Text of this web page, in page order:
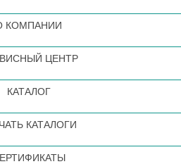
КОМПАНИИ
ЦЕНТР
КАТАЛОГ
КАТАЛОГИ